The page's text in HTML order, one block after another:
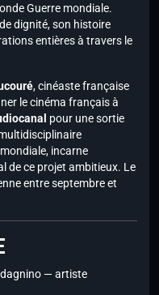
Guerre mondiale.
dignité, son histoire
entières à travers le
, cinéaste française
le cinéma français à
pour une sortie
incarne
de ce projet ambitieux. Le
entre septembre et
— artiste